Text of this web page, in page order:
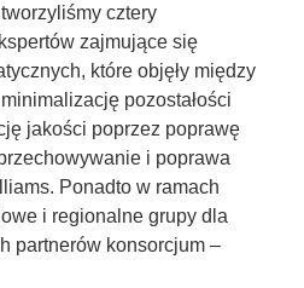
cztery
zajmujące się
które objęły między
pozostałości
jakości poprzez poprawę
i poprawa
Ponadto w ramach
i regionalne grupy dla
partnerów konsorcjum –